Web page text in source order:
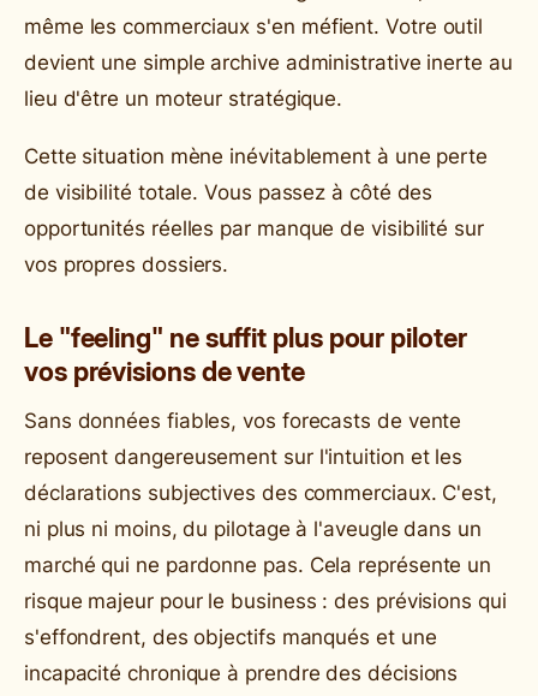
même les commerciaux s'en méfient. Votre outil
devient une simple archive administrative inerte au
lieu d'être un moteur stratégique.
Cette situation mène inévitablement à une perte
de visibilité totale. Vous passez à côté des
opportunités réelles par manque de visibilité sur
vos propres dossiers.
Le "feeling" ne suffit plus pour piloter
vos prévisions de vente
Sans données fiables, vos forecasts de vente
reposent dangereusement sur l'intuition et les
déclarations subjectives des commerciaux. C'est,
ni plus ni moins, du pilotage à l'aveugle dans un
marché qui ne pardonne pas. Cela représente un
risque majeur pour le business : des prévisions qui
s'effondrent, des objectifs manqués et une
incapacité chronique à prendre des décisions